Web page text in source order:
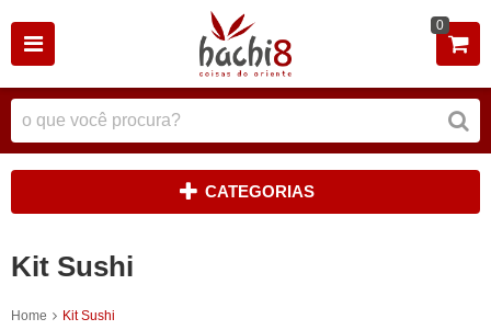
0
CATEGORIAS
Kit Sushi
Home Kit Sushi